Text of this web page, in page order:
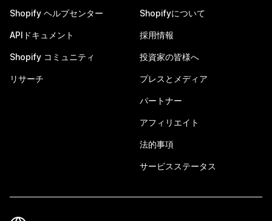
Shopify ヘルプセンター
APIドキュメント
Shopify コミュニティ
リサーチ
Shopifyについて
採用情報
投資家の皆様へ
プレスとメディア
パートナー
アフィリエイト
法的事項
サービスステータス